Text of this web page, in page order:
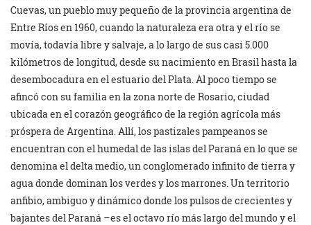
Cuevas, un pueblo muy pequeño de la provincia argentina de
Entre Ríos en 1960, cuando la naturaleza era otra y el río se
movía, todavía libre y salvaje, a lo largo de sus casi 5.000
kilómetros de longitud, desde su nacimiento en Brasil hasta la
desembocadura en el estuario del Plata. Al poco tiempo se
afincó con su familia en la zona norte de Rosario, ciudad
ubicada en el corazón geográfico de la región agrícola más
próspera de Argentina. Allí, los pastizales pampeanos se
encuentran con el humedal de las islas del Paraná en lo que se
denomina el delta medio, un conglomerado infinito de tierra y
agua donde dominan los verdes y los marrones. Un territorio
anfibio, ambiguo y dinámico donde los pulsos de crecientes y
bajantes del Paraná –es el octavo río más largo del mundo y el